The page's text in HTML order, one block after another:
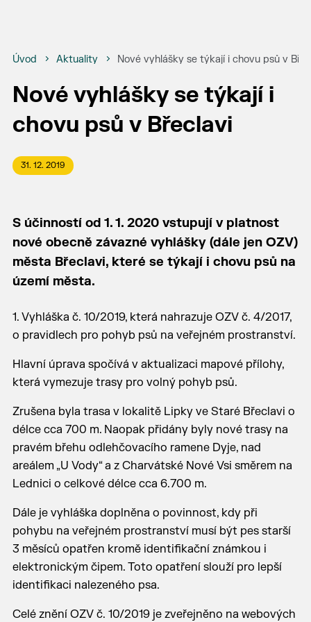
Úvod Aktuality Nové vyhlášky se týkají i chovu psů v
Nové vyhlášky se týkají i
chovu psů v Břeclavi
31. 12. 2019
S účinností od 1. 1. 2020 vstupují v platnost
nové obecně závazné vyhlášky (dále jen OZV)
města Břeclavi, které se týkají i chovu psů na
území města.
1. Vyhláška č. 10/2019, která nahrazuje OZV č. 4/2017,
o pravidlech pro pohyb psů na veřejném prostranství.
Hlavní úprava spočívá v aktualizaci mapové přílohy,
která vymezuje trasy pro volný pohyb psů.
Zrušena byla trasa v lokalitě Lipky ve Staré Břeclavi o
délce cca 700 m. Naopak přidány byly nové trasy na
pravém břehu odlehčovacího ramene Dyje, nad
areálem „U Vody“ a z Charvátské Nové Vsi směrem na
Lednici o celkové délce cca 6.700 m.
Dále je vyhláška doplněna o povinnost, kdy při
pohybu na veřejném prostranství musí být pes starší
3 měsíců opatřen kromě identifikační známkou i
elektronickým čipem. Toto opatření slouží pro lepší
identifikaci nalezeného psa.
Celé znění OZV č. 10/2019 je zveřejněno na webových